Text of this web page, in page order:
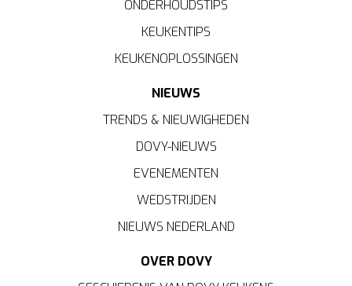
ONDERHOUDSTIPS
KEUKENTIPS
KEUKENOPLOSSINGEN
NIEUWS
TRENDS & NIEUWIGHEDEN
DOVY-NIEUWS
EVENEMENTEN
WEDSTRIJDEN
NIEUWS NEDERLAND
OVER DOVY